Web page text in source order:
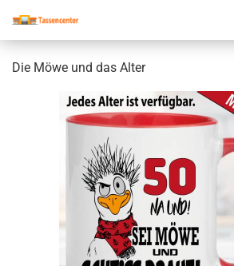
Die Möwe und das Alter